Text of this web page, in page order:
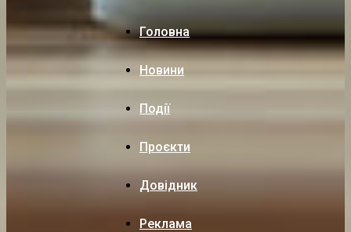
Головна
Новини
Події
Проєкти
Довідник
Реклама